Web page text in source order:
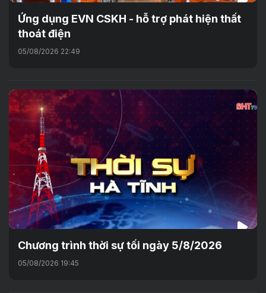
Ứng dụng EVN CSKH - hỗ trợ phát hiện thất
thoát điện
05/08/2026 22:49
Chương trình thời sự tối ngày 5/8/2026
05/08/2026 19:45